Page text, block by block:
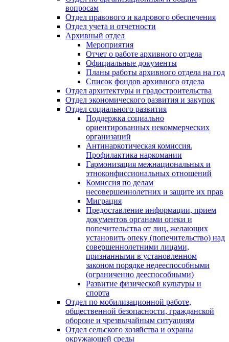
вопросам
Отдел правового и кадрового обеспечения
Отдел учета и отчетности
Архивный отдел
Мероприятия
Отчет о работе архивного отдела
Официальные документы
Планы работы архивного отдела на год
Список фондов архивного отдела
Отдел архитектуры и градостроительства
Отдел экономического развития и закупок
Отдел социального развития
Поддержка социально
ориентированных некоммерческих
организаций
Антинаркотическая комиссия.
Профилактика наркомании
Гармонизация межнациональных и
этноконфиссиональных отношений
Комиссия по делам
несовершеннолетних и защите их прав
Миграция
Предоставление информации, прием
документов органами опеки и
попечительства от лиц, желающих
установить опеку (попечительство) над
совершеннолетними лицами,
признанными в установленном
законом порядке недееспособными
(ограниченно дееспособными)
Развитие физической культуры и
спорта
Отдел по мобилизационной работе,
общественной безопасности, гражданской
оборонe и чрезвычайным ситуациям
Отдел сельского хозяйства и охраны
окружающей среды